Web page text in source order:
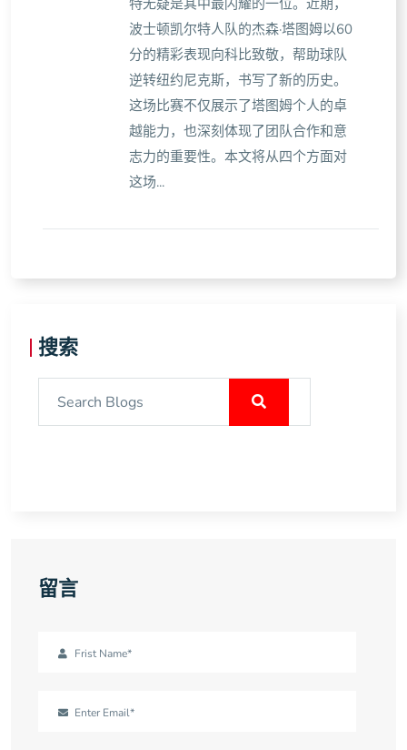
特无疑是其中最闪耀的一位。近期，
波士顿凯尔特人队的杰森·塔图姆以60
分的精彩表现向科比致敬，帮助球队
逆转纽约尼克斯，书写了新的历史。
这场比赛不仅展示了塔图姆个人的卓
越能力，也深刻体现了团队合作和意
志力的重要性。本文将从四个方面对
这场...
搜索
留言